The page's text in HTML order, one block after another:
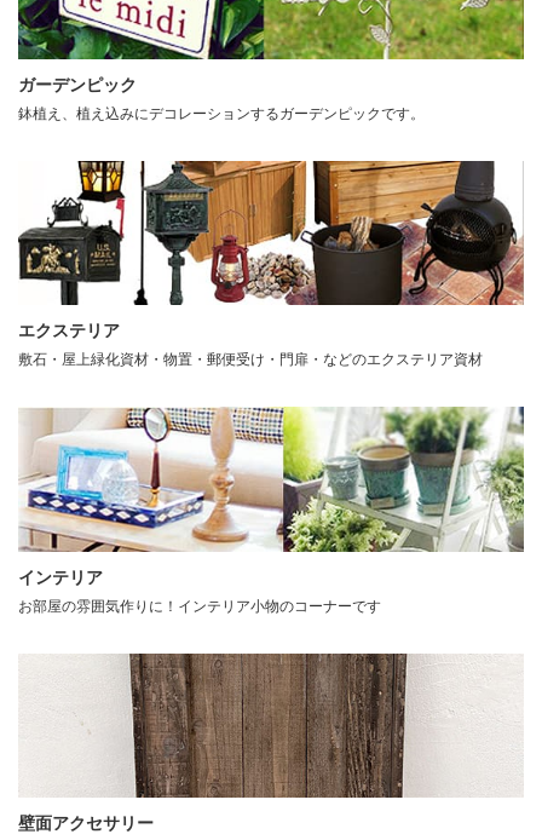
ガーデンピック
鉢植え、植え込みにデコレーションするガーデンピックです。
エクステリア
敷石・屋上緑化資材・物置・郵便受け・門扉・などのエクステリア資材
インテリア
お部屋の雰囲気作りに！インテリア小物のコーナーです
壁面アクセサリー